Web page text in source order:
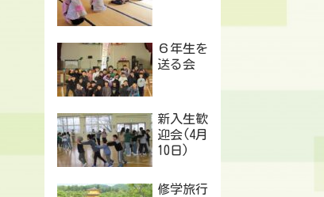
６年生を
送る会
新入生歓
迎会(4月
10日)
修学旅行